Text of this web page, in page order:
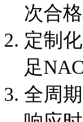
次合格
定制
足
全周